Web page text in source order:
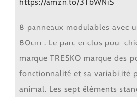
https://amzn.to/3TbWNiS
8 panneaux modulables avec
80cm . Le parc enclos pour
marque TRESKO marque des
fonctionnalité et sa variabilité
animal. Les sept éléments